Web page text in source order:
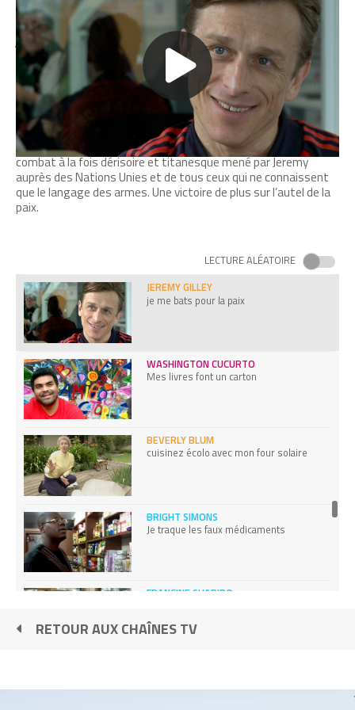
London - Royaume-Uni
je me bats pour la paix
En savoir plus
0J'aime
Cessez de faire la guerre au moins un jour par an. C’est le
combat à la fois dérisoire et titanesque mené par Jeremy
auprès des Nations Unies et de tous ceux qui ne connaissent
que le langage des armes. Une victoire de plus sur l’autel de la
paix.
LECTURE ALÉATOIRE
FELIPE VERGARA
J’ai lancé le prêt étudiant équitable
EBEN BAYER
Je fais pousser l’emballage du futur
JEREMY GILLEY
je me bats pour la paix
WASHINGTON CUCURTO
Mes livres font un carton
BEVERLY BLUM
cuisinez écolo avec mon four solaire
BRIGHT SIMONS
Je traque les faux médicaments
FRANCINE SHAPIRO
yeux
RETOUR AUX CHAÎNES TV